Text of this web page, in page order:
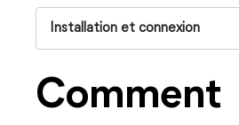
Installation et connexion
Comment